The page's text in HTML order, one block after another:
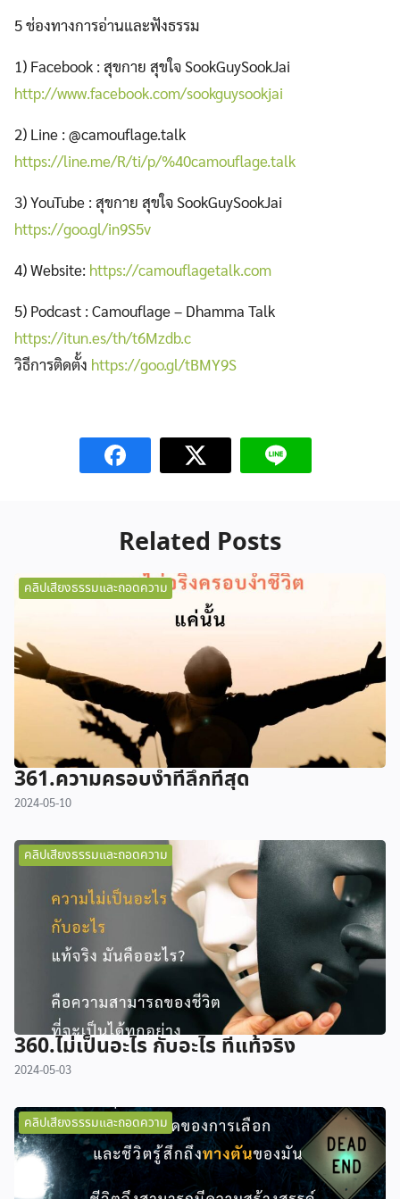
5 ช่องทางการอ่านและฟังธรรม
1) Facebook : สุขกาย สุขใจ SookGuySookJai
http://www.facebook.com/sookguysookjai
2) Line : @camouflage.talk
https://line.me/R/ti/p/%40camouflage.talk
3) YouTube : สุขกาย สุขใจ SookGuySookJai
https://goo.gl/in9S5v
4) Website: https://camouflagetalk.com
5) Podcast : Camouflage – Dhamma Talk
https://itun.es/th/t6Mzdb.c
วิธีการติดตั้ง https://goo.gl/tBMY9S
Related Posts
คลิปเสียงธรรมและถอดความ
361.ความครอบงำที่ลึกที่สุด
2024-05-10
คลิปเสียงธรรมและถอดความ
360.ไม่เป็นอะไร กับอะไร ที่แท้จริง
2024-05-03
คลิปเสียงธรรมและถอดความ